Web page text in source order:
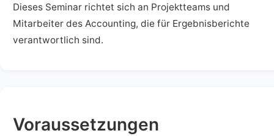
Dieses Seminar richtet sich an Projektteams und
Mitarbeiter des Accounting, die für Ergebnisberichte
verantwortlich sind.
Voraussetzungen